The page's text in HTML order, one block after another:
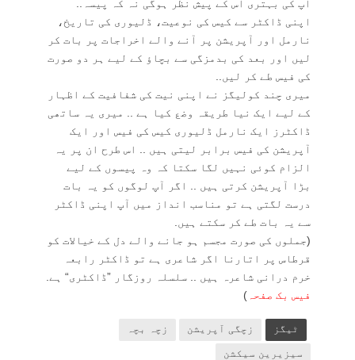
آپ کی بہتری اس کے پیش نظر ہوگی نہ کہ پیسہ..
اپنی ڈاکٹر سے کیس کی نوعیت، ڈلیوری کی تاریخ،
نارمل اور آپریشن پر آنے والے اخراجات پر بات کر
لیں اور بعد کی بدمزگی سے بچاؤ کے لیے ہر دو صورت
کی فیس طے کر لیں..
میری چند کولیگز نے اپنی نیت کی شفافیت کے اظہار
کے لیے ایک نیا طریقہ وضع کیا ہے .. میری یہ ساتھی
ڈاکٹرز ایک نارمل ڈلیوری کیس کی فیس اور ایک
آپریشن کی فیس برابر لیتی ہیں .. اس طرح ان پر یہ
الزام کوئی نہیں لگا سکتا کہ وہ پیسوں کے لیے
بڑا آپریشن کرتی ہیں .. اگر آپ لوگوں کو یہ بات
درست لگتی ہے تو مناسب انداز میں آپ اپنی ڈاکٹر
سے یہ بات طے کر سکتے ہیں.
(جملوں کی صورت مجسم ہو جانے والے دل کے خیالات کو
قرطاس پر اتارنا اگر شاعری ہے تو ڈاکٹر رابعہ
خرم درانی شاعرہ ہیں .. سلسلہ روزگار ”ڈاکٹری“ ہے.
فیس بک صفحہ)
ٹیگز زچگی آپریشن زچہ بچہ
سیزیرین سیکشن